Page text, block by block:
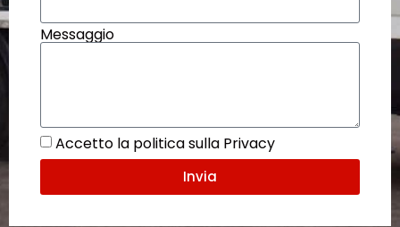
Messaggio
Accetto la politica sulla Privacy
Invia